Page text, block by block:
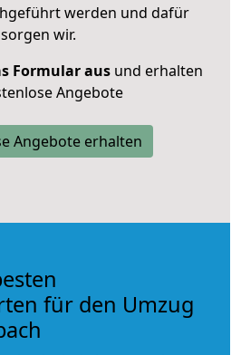
werden und dafür
sorgen wir.
Formular ausund erhalten
Angebote
Angebote erhalten
für den Umzug